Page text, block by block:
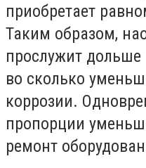
приобретает
Таким образом,
прослужит дольше
во сколько
коррозии.
пропорции
ремонт